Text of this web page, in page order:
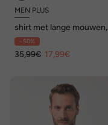
MEN PLUS
shirt met lange mouwen,
print op de borst, vintage
look, tot 8XL
- 50%
35,99€ 17,99€